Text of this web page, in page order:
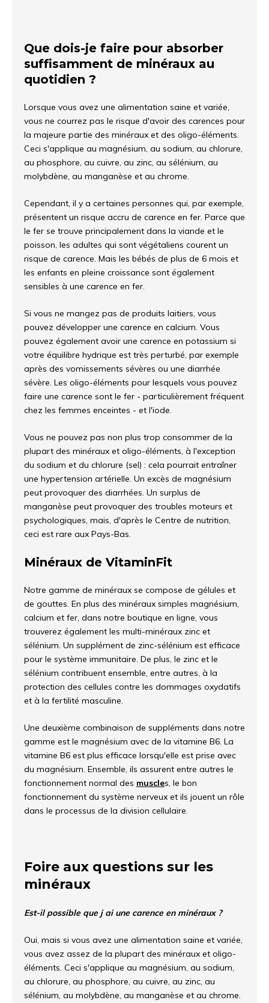
Que dois-je faire pour absorber
suffisamment de minéraux au
quotidien ?
Lorsque vous avez une alimentation saine et variée,
vous ne courrez pas le risque d'avoir des carences pour
la majeure partie des minéraux et des oligo-éléments.
Ceci s'applique au magnésium, au sodium, au chlorure,
au phosphore, au cuivre, au zinc, au sélénium, au
molybdène, au manganèse et au chrome.
Cependant, il y a certaines personnes qui, par exemple,
présentent un risque accru de carence en fer. Parce que
le fer se trouve principalement dans la viande et le
poisson, les adultes qui sont végétaliens courent un
risque de carence. Mais les bébés de plus de 6 mois et
les enfants en pleine croissance sont également
sensibles à une carence en fer.
Si vous ne mangez pas de produits laitiers, vous
pouvez développer une carence en calcium. Vous
pouvez également avoir une carence en potassium si
votre équilibre hydrique est très perturbé, par exemple
après des vomissements sévères ou une diarrhée
sévère. Les oligo-éléments pour lesquels vous pouvez
faire une carence sont le fer - particulièrement fréquent
chez les femmes enceintes - et l'iode.
Vous ne pouvez pas non plus trop consommer de la
plupart des minéraux et oligo-éléments, à l'exception
du sodium et du chlorure (sel) : cela pourrait entraîner
une hypertension artérielle. Un excès de magnésium
peut provoquer des diarrhées. Un surplus de
manganèse peut provoquer des troubles moteurs et
psychologiques, mais, d'après le Centre de nutrition,
ceci est rare aux Pays-Bas.
Minéraux de VitaminFit
Notre gamme de minéraux se compose de gélules et
de gouttes. En plus des minéraux simples magnésium,
calcium et fer, dans notre boutique en ligne, vous
trouverez également les multi-minéraux zinc et
sélénium. Un supplément de zinc-sélénium est efficace
pour le système immunitaire. De plus, le zinc et le
sélénium contribuent ensemble, entre autres, à la
protection des cellules contre les dommages oxydatifs
et à la fertilité masculine.
Une deuxième combinaison de suppléments dans notre
gamme est le magnésium avec de la vitamine B6. La
vitamine B6 est plus efficace lorsqu'elle est prise avec
du magnésium. Ensemble, ils assurent entre autres le
fonctionnement normal des muscles, le bon
fonctionnement du système nerveux et ils jouent un rôle
dans le processus de la division cellulaire.
Foire aux questions sur les
minéraux
Est-il possible que j ai une carence en minéraux ?
Oui, mais si vous avez une alimentation saine et variée,
vous avez assez de la plupart des minéraux et oligo-
éléments. Ceci s'applique au magnésium, au sodium,
au chlorure, au phosphore, au cuivre, au zinc, au
sélénium, au molybdène, au manganèse et au chrome.